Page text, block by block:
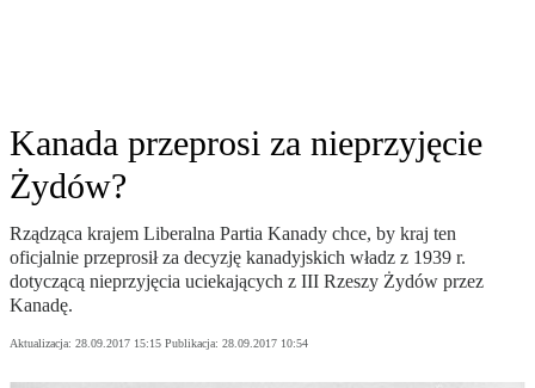
Kanada przeprosi za nieprzyjęcie
Żydów?
Rządząca krajem Liberalna Partia Kanady chce, by kraj ten
oficjalnie przeprosił za decyzję kanadyjskich władz z 1939 r.
dotyczącą nieprzyjęcia uciekających z III Rzeszy Żydów przez
Kanadę.
Aktualizacja: 28.09.2017 15:15 Publikacja: 28.09.2017 10:54